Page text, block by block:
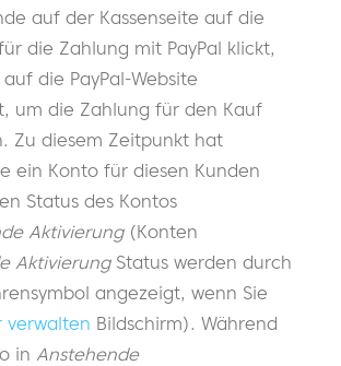
auf der Kassenseite auf die
die Zahlung mit PayPal klickt,
die PayPal-Website
um die Zahlung für den Kauf
Zu diesem Zeitpunkt hat
ein Konto für diesen Kunden
Status des Kontos
Aktivierung(Konten
AktivierungStatus werden durch
angezeigt, wenn Sie
verwalten Bildschirm). Während
in Anstehende